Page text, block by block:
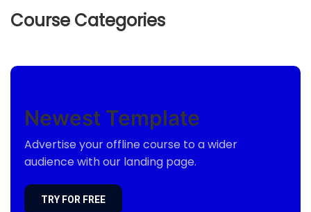
Course Categories
Newest Template
Advertise your offline course to a wider
audience with our landing page.
TRY FOR FREE